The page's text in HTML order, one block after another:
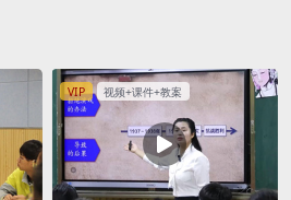
VIP 视频+课件+教案